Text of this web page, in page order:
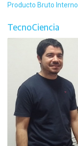
Producto Bruto Interno
TecnoCiencia